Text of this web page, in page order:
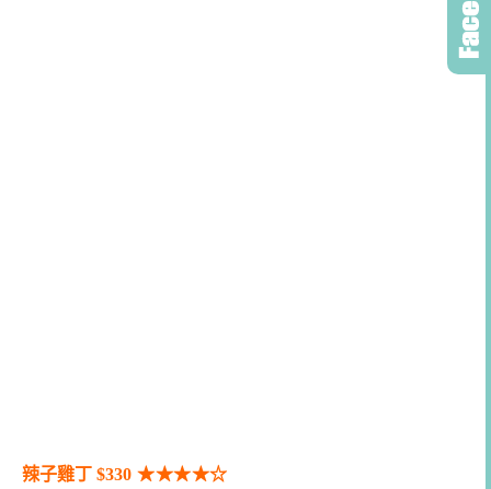
辣子雞丁 $330 ★★★★☆